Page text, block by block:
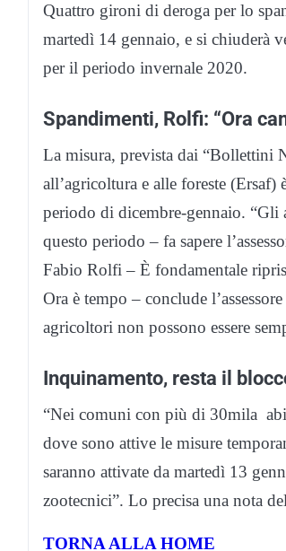
Quattro gironi di deroga per lo
martedì 14 gennaio, e si chiuderà
per il periodo invernale 2020.
Spandimenti, Rolfi: “Ora
La misura, prevista dai “Bollettini
all’agricoltura e alle foreste
periodo di dicembre-gennaio. “Gli
questo periodo – fa sapere
Fabio Rolfi – È fondamentale
Ora è tempo – conclude
agricoltori non possono essere
Inquinamento, resta il
“Nei comuni con più di 30mila
dove sono attive le misure
saranno attivate da martedì 13
zootecnici”. Lo precisa una nota
TORNA ALLA HOME